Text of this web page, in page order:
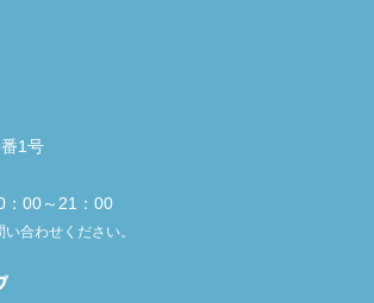
1号
00～21：00
合わせください。